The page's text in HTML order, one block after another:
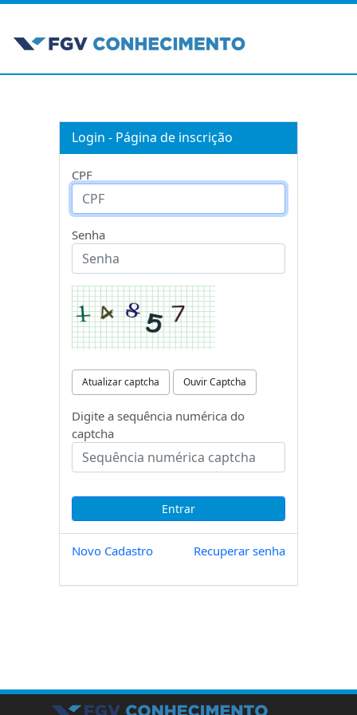
Login - Página de inscrição
CPF
Senha
Atualizar captcha Ouvir Captcha
Digite a sequência numérica do
captcha
Novo Cadastro Recuperar senha